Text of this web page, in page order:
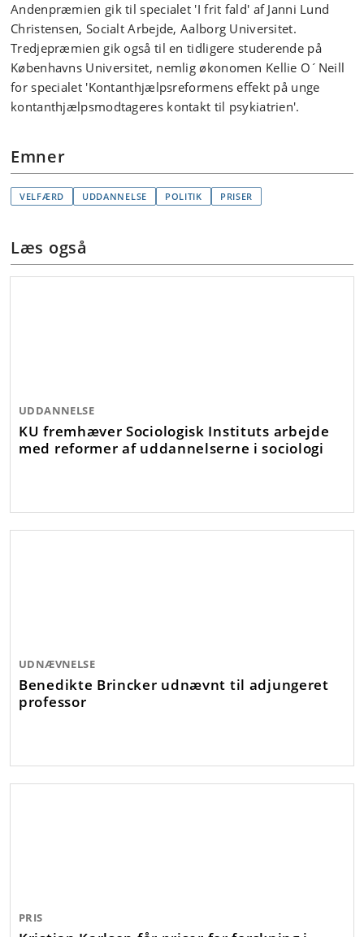
Andenpræmien gik til specialet 'I frit fald' af Janni Lund
Christensen, Socialt Arbejde, Aalborg Universitet.
Tredjepræmien gik også til en tidligere studerende på
Københavns Universitet, nemlig økonomen Kellie O´Neill
for specialet 'Kontanthjælpsreformens effekt på unge
kontanthjælpsmodtageres kontakt til psykiatrien'.
Emner
VELFÆRD UDDANNELSE POLITIK PRISER
Læs også
UDDANNELSE
KU fremhæver Sociologisk Instituts arbejde
med reformer af uddannelserne i sociologi
UDNÆVNELSE
Benedikte Brincker udnævnt til adjungeret
professor
PRIS